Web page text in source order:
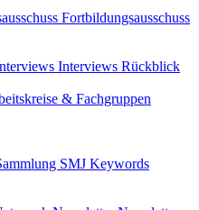
Fortbildungsausschuss
Interviews Rückblick
& Fachgruppen
SMJ Keywords